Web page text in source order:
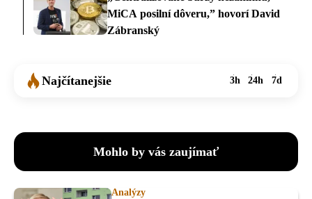
MiCA posilní dôveru,” hovorí David
Zábranský
Najčítanejšie 3h 24h 7d
Mohlo by vás zaujímať
Analýzy